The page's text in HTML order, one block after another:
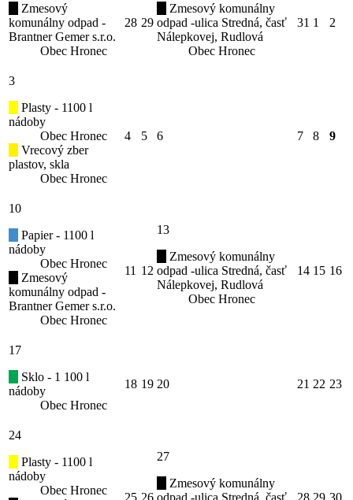
Zmesový
komunálny odpad -
Brantner Gemer s.r.o.
Obec Hronec
28 29
Zmesový komunálny
odpad -ulica Stredná, časť
Nálepkovej, Rudlová
Obec Hronec
31 1 2
3
Plasty - 1100 l
nádoby
Obec Hronec
Vrecový zber
plastov, skla
Obec Hronec
4 5 6 7 8 9
10
Papier - 1100 l
nádoby
Obec Hronec
Zmesový
komunálny odpad -
Brantner Gemer s.r.o.
Obec Hronec
11 12
13
Zmesový komunálny
odpad -ulica Stredná, časť
Nálepkovej, Rudlová
Obec Hronec
14 15 16
17
Sklo - 1 100 l
nádoby
Obec Hronec
18 19 20 21 22 23
24
Plasty - 1100 l
nádoby
Obec Hronec
25 26
27
Zmesový komunálny
odpad -ulica Stredná, časť
28 29 30